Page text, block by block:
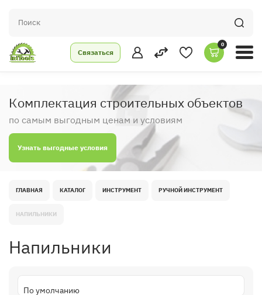
Связаться
0
Комплектация строительных объектов
по самым выгодным ценам и условиям
Узнать выгодные условия
ГЛАВНАЯ КАТАЛОГ ИНСТРУМЕНТ РУЧНОЙ ИНСТРУМЕНТ
НАПИЛЬНИКИ
Напильники